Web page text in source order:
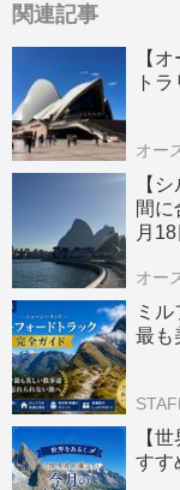
関連記事
【
ト
オー
【
間に
月
オー
ミ
最も
【
すす